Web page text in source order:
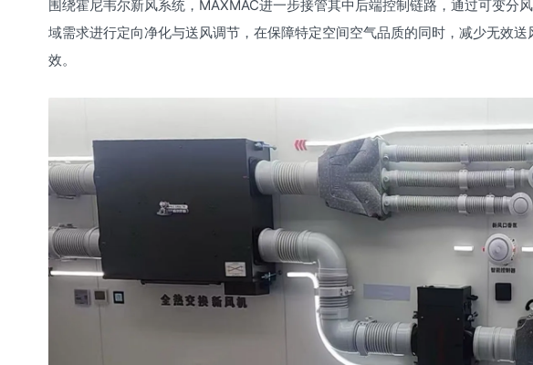
围绕霍尼韦尔新风系统，MAXMAC进一步接管其中后端控制链路，通过可变分
域需求进行定向净化与送风调节，在保障特定空间空气品质的同时，减少无效
效。